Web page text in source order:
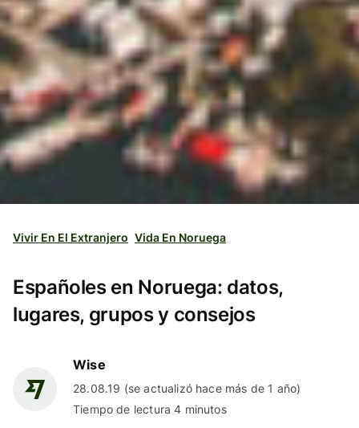
Vivir En El Extranjero Vida En Noruega
Españoles en Noruega: datos,
lugares, grupos y consejos
Wise
28.08.19 (se actualizó hace más de 1 año)
Tiempo de lectura 4 minutos